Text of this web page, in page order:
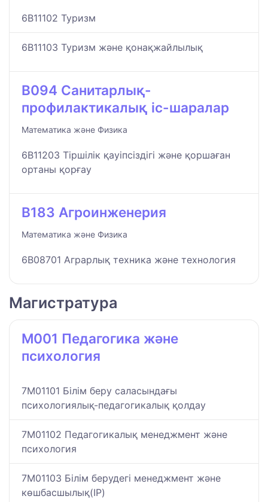
6B11102 Туризм
6B11103 Туризм және қонақжайлылық
B094 Санитарлық-
профилактикалық іс-шаралар
Математика және Физика
6B11203 Тіршілік қауіпсіздігі және қоршаған
ортаны қорғау
B183 Агроинженерия
Математика және Физика
6B08701 Аграрлық техника және технология
Магистратура
M001 Педагогика және
психология
7M01101 Білім беру саласындағы
психологиялық-педагогикалық қолдау
7M01102 Педагогикалық менеджмент және
психология
7M01103 Білім берудегі менеджмент және
көшбасшылық(IP)